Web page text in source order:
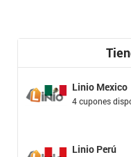
Linio Mexico
4 cupones
Linio Perú